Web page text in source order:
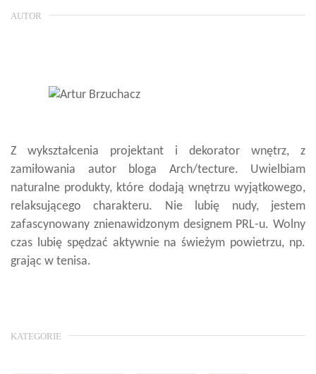
AUTOR
Z wykształcenia projektant i dekorator wnętrz, z
zamiłowania autor bloga Arch/tecture. Uwielbiam
naturalne produkty, które dodają wnętrzu wyjątkowego,
relaksującego charakteru. Nie lubię nudy, jestem
zafascynowany znienawidzonym designem PRL-u. Wolny
czas lubię spędzać aktywnie na świeżym powietrzu, np.
grając w tenisa.
KATEGORIE